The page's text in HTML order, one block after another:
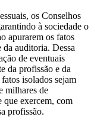
os Conselhos
à sociedade o
apurarem os fatos
auditoria. Dessa
de eventuais
da profissão e da
isolados sejam
milhares de
que exercem, com
profissão.